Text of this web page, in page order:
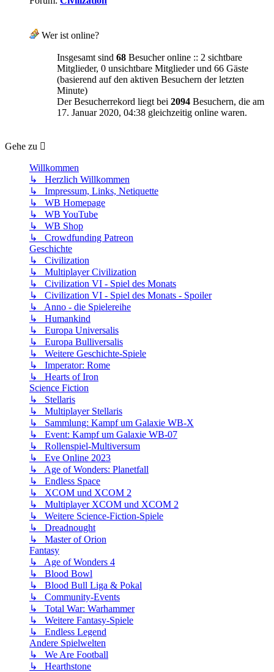
Wer ist online?
Insgesamt sind 68 Besucher online :: 2 sichtbare
Mitglieder, 0 unsichtbare Mitglieder und 66 Gäste
(basierend auf den aktiven Besuchern der letzten
Minute)
Der Besucherrekord liegt bei 2094 Besuchern, die am
17. Januar 2020, 04:38 gleichzeitig online waren.
Gehe zu
Willkommen
↳ Herzlich Willkommen
↳ Impressum, Links, Netiquette
↳ WB Homepage
↳ WB YouTube
↳ WB Shop
↳ Crowdfunding Patreon
Geschichte
↳ Civilization
↳ Multiplayer Civilization
↳ Civilization VI - Spiel des Monats
↳ Civilization VI - Spiel des Monats - Spoiler
↳ Anno - die Spielereihe
↳ Humankind
↳ Europa Universalis
↳ Europa Bulliversalis
↳ Weitere Geschichte-Spiele
↳ Imperator: Rome
↳ Hearts of Iron
Science Fiction
↳ Stellaris
↳ Multiplayer Stellaris
↳ Sammlung: Kampf um Galaxie WB-X
↳ Event: Kampf um Galaxie WB-07
↳ Rollenspiel-Multiversum
↳ Eve Online 2023
↳ Age of Wonders: Planetfall
↳ Endless Space
↳ XCOM und XCOM 2
↳ Multiplayer XCOM und XCOM 2
↳ Weitere Science-Fiction-Spiele
↳ Dreadnought
↳ Master of Orion
Fantasy
↳ Age of Wonders 4
↳ Blood Bowl
↳ Blood Bull Liga & Pokal
↳ Community-Events
↳ Total War: Warhammer
↳ Weitere Fantasy-Spiele
↳ Endless Legend
Andere Spielwelten
↳ We Are Football
↳ Hearthstone